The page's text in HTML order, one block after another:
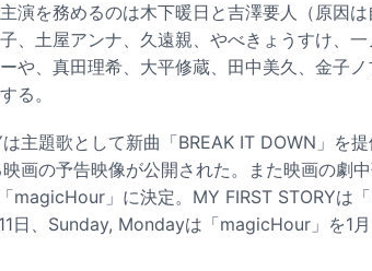
演を務めるのは木下暖日と吉澤要人（原因
、土屋アンナ、久遠親、やべきょうすけ、
や、真田理希、大平修蔵、田中美久、金子
る。
主題歌として新曲「BREAK IT DOWN」を
画の予告映像が公開された。また映画の劇
magicHour」に決定。MY FIRST STORYは
日、Sunday, Mondayは「magicHour」を1月